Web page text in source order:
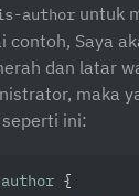
author untuk
contoh, Saya
dan latar
maka
ini:
{